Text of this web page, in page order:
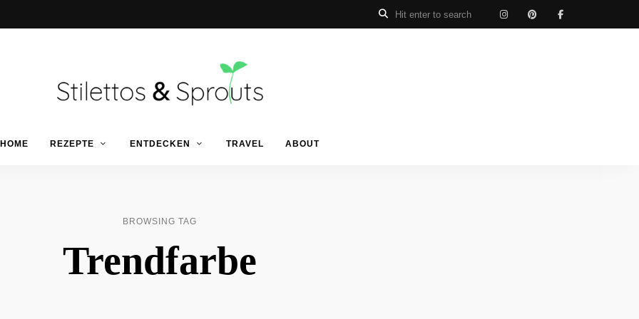
Stilettos
Sprouts
Food
Blog
HOME REZEPTE ENTDECKEN TRAVEL ABOUT
BROWSING TAG
Trendfarbe